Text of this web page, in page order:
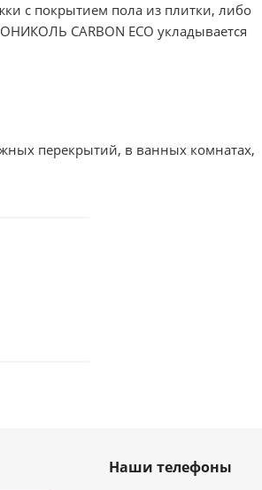
с покрытием пола из плитки, либо
CARBON ECO укладывается
перекрытий, в ванных комнатах,
Наши телефоны